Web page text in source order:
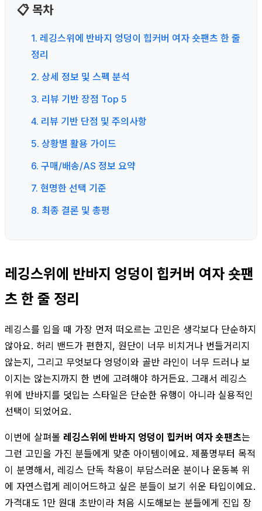
📋 목차
1. 레깅스위에 반바지 엉덩이 힙커버 여자 숏팬츠 한 줄
정리
2. 상세 정보 및 스펙 분석
3. 리뷰 기반 장점 Top 5
4. 리뷰 기반 단점 및 주의사항
5. 상황별 활용 가이드
6. 구매/배송/AS 정보 요약
7. 현명한 선택 기준
8. 최종 결론 및 총평
레깅스위에 반바지 엉덩이 힙커버 여자 숏팬
츠 한 줄 정리
레깅스를 입을 때 가장 먼저 떠오르는 고민은 생각보다 단순하지
않아요. 허리 밴드가 편한지, 원단이 너무 비치거나 번들거리지
않는지, 그리고 무엇보다 엉덩이와 골반 라인이 너무 드러나 보
이지는 않는지까지 한 번에 고려해야 하거든요. 그래서 레깅스
위에 반바지를 덧입는 스타일은 단순한 유행이 아니라 실용적인
선택이 되었어요.
이번에 살펴볼 레깅스위에 반바지 엉덩이 힙커버 여자 숏팬츠는
그런 고민을 가진 분들에게 맞춘 아이템이에요. 제품명부터 목적
이 분명해서, 레깅스 단독 착용이 부담스러운 분이나 운동복 위
에 자연스럽게 레이어드하고 싶은 분들이 보기 쉬운 타입이에요.
가격대도 1만 원대 초반이라 처음 시도해보는 분들에게 진입 장